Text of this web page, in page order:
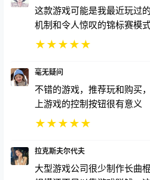
★★★★★
burgerkingwifilookinahh
不太逼真，有一些小的物理
兄弟来说，这是一款很棒的
可以调整游戏时间长度。
这款游戏可能是我最近玩过
机制和令人惊叹的锦标赛模